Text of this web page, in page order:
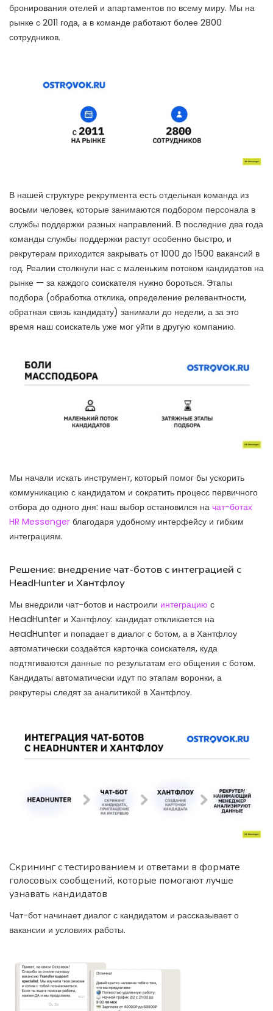
бронирования отелей и апартаментов по всему миру. Мы на
рынке с 2011 года, а в команде работают более 2800
сотрудников.
В нашей структуре рекрутмента есть отдельная команда из
восьми человек, которые занимаются подбором персонала в
службы поддержки разных направлений. В последние два года
команды службы поддержки растут особенно быстро, и
рекрутерам приходится закрывать от 1000 до 1500 вакансий в
год. Реалии столкнули нас с маленьким потоком кандидатов на
рынке — за каждого соискателя нужно бороться. Этапы
подбора (обработка отклика, определение релевантности,
обратная связь кандидату) занимали до недели, а за это
время наш соискатель уже мог уйти в другую компанию.
Мы начали искать инструмент, который помог бы ускорить
коммуникацию с кандидатом и сократить процесс первичного
отбора до одного дня: наш выбор остановился на чат-ботах
HR Messenger благодаря удобному интерфейсу и гибким
интеграциям.
Решение: внедрение чат-ботов с интеграцией с
HeadHunter и Хантфлоу
Мы внедрили чат-ботов и настроили интеграцию с
HeadHunter и Хантфлоу: кандидат откликается на
HeadHunter и попадает в диалог с ботом, а в Хантфлоу
автоматически создаётся карточка соискателя, куда
подтягиваются данные по результатам его общения с ботом.
Кандидаты автоматически идут по этапам воронки, а
рекрутеры следят за аналитикой в Хантфлоу.
Скрининг с тестированием и ответами в формате
голосовых сообщений, которые помогают лучше
узнавать кандидатов
Чат-бот начинает диалог с кандидатом и рассказывает о
вакансии и условиях работы.